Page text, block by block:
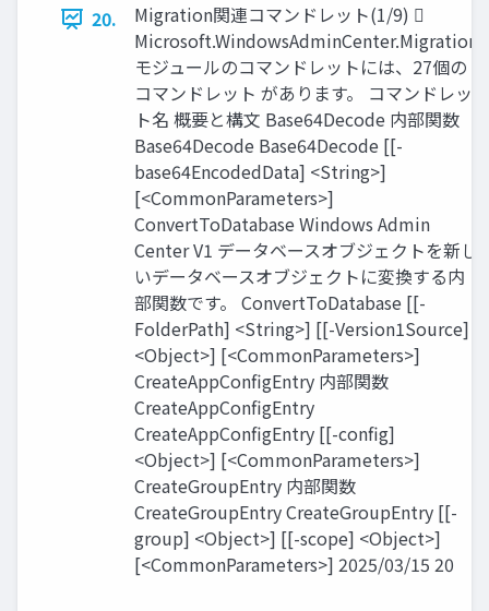
20.
Migration関連コマンドレット(1/9) 
Microsoft.WindowsAdminCenter.Migration
モジュールのコマンドレットには、27個の
コマンドレット があります。 コマンドレッ
ト名 概要と構文 Base64Decode 内部関数
Base64Decode Base64Decode [[-
base64EncodedData] <String>]
[<CommonParameters>]
ConvertToDatabase Windows Admin
Center V1 データベースオブジェクトを新し
いデータベースオブジェクトに変換する内
部関数です。 ConvertToDatabase [[-
FolderPath] <String>] [[-Version1Source]
<Object>] [<CommonParameters>]
CreateAppConfigEntry 内部関数
CreateAppConfigEntry
CreateAppConfigEntry [[-config]
<Object>] [<CommonParameters>]
CreateGroupEntry 内部関数
CreateGroupEntry CreateGroupEntry [[-
group] <Object>] [[-scope] <Object>]
[<CommonParameters>] 2025/03/15 20